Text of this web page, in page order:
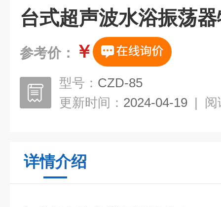
台式超声波水浴振荡
参考价： ￥
型号： CZD-85
更新时间： 2024-04-19 | 阅
详情介绍